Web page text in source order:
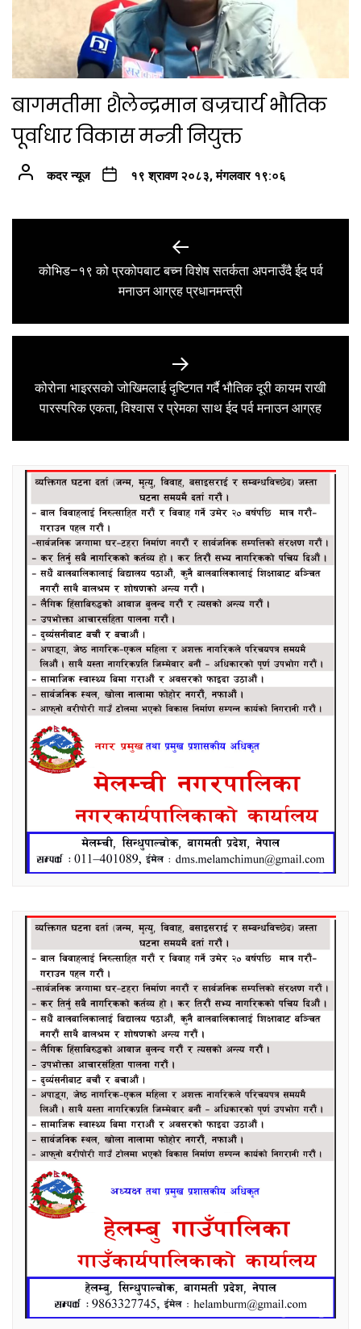
बागमतीमा शैलेन्द्रमान बज्रचार्य भौतिक
पूर्वाधार विकास मन्त्री नियुक्त
कदर न्यूज १९ श्रावण २०८३, मंगलवार १९:०६
navigation
Previous
post:
कोभिड–१९ को प्रकोपबाट बच्न विशेष सतर्कता अपनाउँदै ईद पर्व
मनाउन आग्रह प्रधानमन्त्री
Next
post:
कोरोना भाइरसको जोखिमलाई दृष्टिगत गर्दै भौतिक दूरी कायम राखी
पारस्परिक एकता, विश्वास र प्रेमका साथ ईद पर्व मनाउन आग्रह